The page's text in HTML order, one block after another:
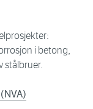
i betong,
stålbruer.
NVA)